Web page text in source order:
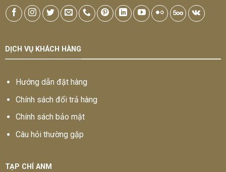
DỊCH VỤ KHÁCH HÀNG
Hướng dẫn đặt hàng
Chính sách đổi trả hàng
Chính sách bảo mật
Câu hỏi thường gặp
TẠP CHÍ ANM